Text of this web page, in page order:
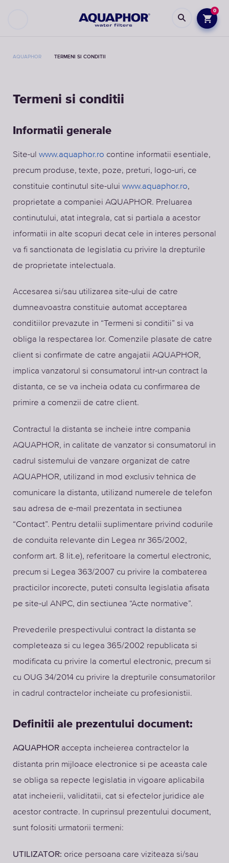
0
AQUAPHOR TERMENI SI CONDITII
Termeni si conditii
Informatii generale
Site-ul www.aquaphor.ro contine informatii esentiale,
precum produse, texte, poze, preturi, logo-uri, ce
constituie continutul site-ului www.aquaphor.ro,
proprietate a companiei AQUAPHOR. Preluarea
continutului, atat integrala, cat si partiala a acestor
informatii in alte scopuri decat cele in interes personal
va fi sanctionata de legislatia cu privire la drepturile
de proprietate intelectuala.
Accesarea si/sau utilizarea site-ului de catre
dumneavoastra constituie automat acceptarea
conditiilor prevazute in “Termeni si conditii” si va
obliga la respectarea lor. Comenzile plasate de catre
client si confirmate de catre angajatii AQUAPHOR,
implica vanzatorul si consumatorul intr-un contract la
distanta, ce se va incheia odata cu confirmarea de
primire a comenzii de catre client.
Contractul la distanta se incheie intre compania
AQUAPHOR, in calitate de vanzator si consumatorul in
cadrul sistemului de vanzare organizat de catre
AQUAPHOR, utilizand in mod exclusiv tehnica de
comunicare la distanta, utilizand numerele de telefon
sau adresa de e-mail prezentata in sectiunea
“Contact”. Pentru detalii suplimentare privind codurile
de conduita relevante din Legea nr 365/2002,
conform art. 8 lit.e), referitoare la comertul electronic,
precum si Legea 363/2007 cu privire la combaterea
practicilor incorecte, puteti consulta legislatia afisata
pe site-ul ANPC, din sectiunea “Acte normative”.
Prevederile prespectivului contract la distanta se
completeaza si cu legea 365/2002 republicata si
modificata cu privire la comertul electronic, precum si
cu OUG 34/2014 cu privire la drepturile consumatorilor
in cadrul contractelor incheiate cu profesionistii.
Definitii ale prezentului document:
AQUAPHOR accepta incheierea contractelor la
distanta prin mijloace electronice si pe aceasta cale
se obliga sa repecte legislatia in vigoare aplicabila
atat incheierii, validitatii, cat si efectelor juridice ale
acestor contracte. In cuprinsul prezentului document,
sunt folositi urmatorii termeni:
UTILIZATOR: orice persoana care viziteaza si/sau